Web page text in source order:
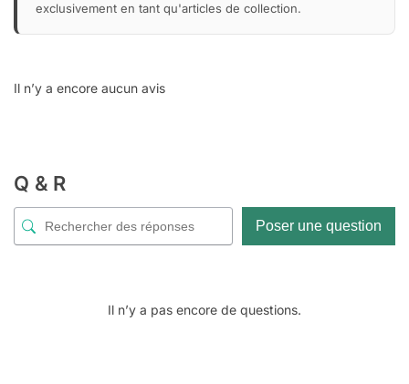
exclusivement en tant qu'articles de collection.
Il n’y a encore aucun avis
Q & R
Poser une question
Il n’y a pas encore de questions.